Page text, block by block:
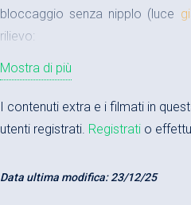
bloccaggio senza nipplo (luce
rilievo:
Sistema di bloccaggio a
Realizzazione in acciaio di
Controllo elettrico di
Mostra di più
I contenuti extra e i filmati in
utenti registrati. Registrati o
Data ultima modifica:23/12/25